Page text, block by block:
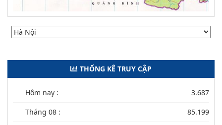
THỐNG KÊ TRUY CẬP
Hôm nay : 3.687
Tháng 08 : 85.199